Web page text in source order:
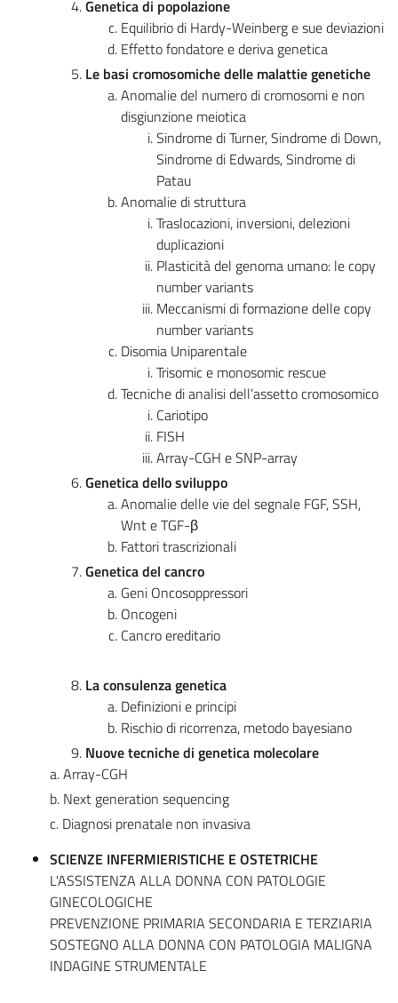
Genetica di popolazione
Equilibrio di Hardy-Weinberg e sue deviazioni
Effetto fondatore e deriva genetica
Le basi cromosomiche delle malattie genetiche
Anomalie del numero di cromosomi e non
disgiunzione meiotica
Sindrome di Turner, Sindrome di Down,
Sindrome di Edwards, Sindrome di
Patau
Anomalie di struttura
Traslocazioni, inversioni, delezioni
duplicazioni
Plasticità del genoma umano: le copy
number variants
Meccanismi di formazione delle copy
number variants
Disomia Uniparentale
Trisomic e monosomic rescue
Tecniche di analisi dell’assetto cromosomico
Cariotipo
FISH
Array-CGH e SNP-array
Genetica dello sviluppo
Anomalie delle vie del segnale FGF, SSH,
Wnt e TGF-β
Fattori trascrizionali
Genetica del cancro
Geni Oncosoppressori
Oncogeni
Cancro ereditario
La consulenza genetica
Definizioni e principi
Rischio di ricorrenza, metodo bayesiano
Nuove tecniche di genetica molecolare
a. Array-CGH
b. Next generation sequencing
c. Diagnosi prenatale non invasiva
SCIENZE INFERMIERISTICHE E OSTETRICHE
L'ASSISTENZA ALLA DONNA CON PATOLOGIE
GINECOLOGICHE
PREVENZIONE PRIMARIA SECONDARIA E TERZIARIA
SOSTEGNO ALLA DONNA CON PATOLOGIA MALIGNA
INDAGINE STRUMENTALE